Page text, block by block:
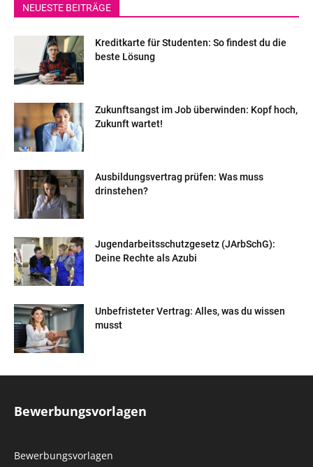
NEUESTE BEITRÄGE
Kreditkarte für Studenten: So findest du die
beste Lösung
Zukunftsangst im Job überwinden: Kopf hoch,
Zukunft wartet!
Ausbildungsvertrag prüfen: Was muss
drinstehen?
Jugendarbeitsschutzgesetz (JArbSchG):
Deine Rechte als Azubi
Unbefristeter Vertrag: Alles, was du wissen
musst
Bewerbungsvorlagen
Bewerbungsvorlagen